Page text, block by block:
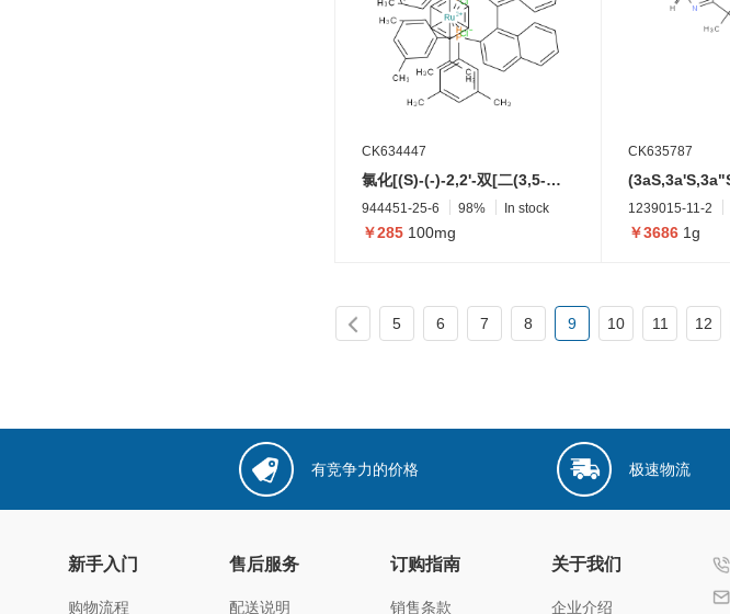
CK634447
氯化[(S)-(-)-2,2'-双[二(3,5-二甲苯基)膦]-1,1'-联萘](对伞花烃)钌(II)氯化物
944451-25-6 98% In stock
￥285 100mg
CK635787
1239015-11-2
￥3686 1g
5 6 7 8 9 10 11 12
有竞争力的价格 极速物流
新手入门
购物流程
售后服务
配送说明
订购指南
销售条款
关于我们
企业介绍